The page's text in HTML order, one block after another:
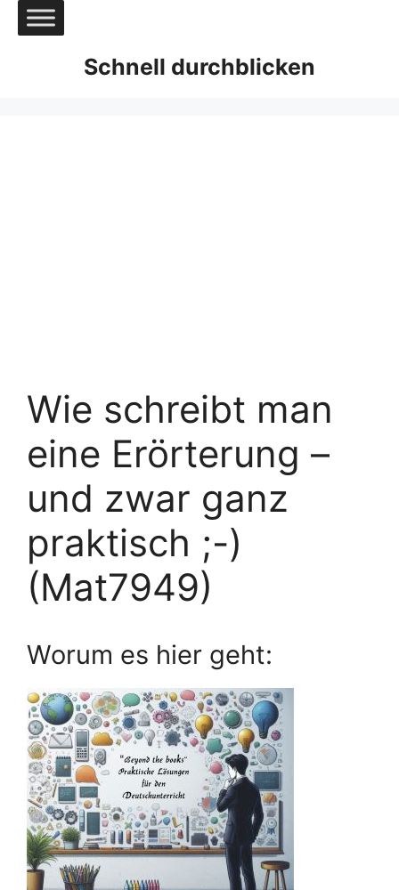
Zum
Inhalt
Schnell durchblicken
Wie schreibt man
eine Erörterung –
und zwar ganz
praktisch ;-)
(Mat7949)
Worum es hier geht: